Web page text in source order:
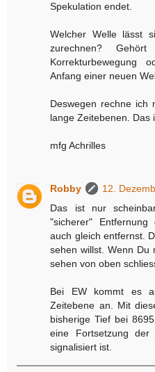
Spekulation endet.
Welcher Welle lässt
zurechnen?
Korrekturbewegung
Anfang einer neuen
Deswegen rechne ich
lange Zeitebenen. Das
mfg Achrilles
Robby
12.
Das ist nur
"sicherer" Entfernung
auch gleich entfernst.
sehen willst. Wenn Du
sehen von oben
Bei EW kommt es
Zeitebene an. Mit
bisherige Tief bei
eine Fortsetzung der
signalisiert ist.